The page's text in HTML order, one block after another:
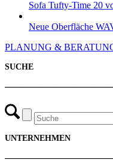
Sofa Tufty-Time 20
Neue Oberfläche
PLANUNG &
SUCHE
UNTERNEHMEN